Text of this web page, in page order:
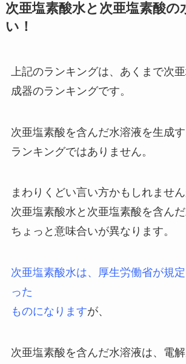
次亜塩素酸水と次亜塩素酸の
い！
上記のランキングは、あくまで次
成器のランキングです。
次亜塩素酸を含んだ水溶液を生成
ランキングではありません。
まわりくどい言い方かもしれません
次亜塩素酸水と次亜塩素酸を含ん
ちょっと意味合いが異なります。
次亜塩素酸水は、厚生労働省が規
った
ものになりますが、
次亜塩素酸を含んだ水溶液は、電